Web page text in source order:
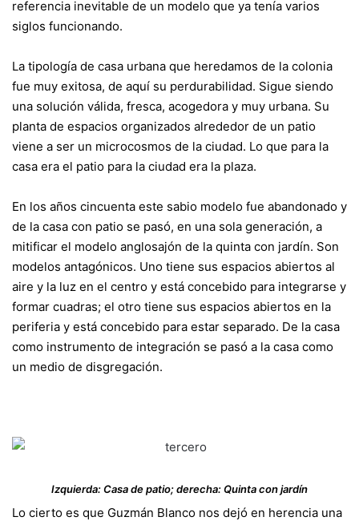
referencia inevitable de un modelo que ya tenía varios
siglos funcionando.
La tipología de casa urbana que heredamos de la colonia
fue muy exitosa, de aquí su perdurabilidad. Sigue siendo
una solución válida, fresca, acogedora y muy urbana. Su
planta de espacios organizados alrededor de un patio
viene a ser un microcosmos de la ciudad. Lo que para la
casa era el patio para la ciudad era la plaza.
En los años cincuenta este sabio modelo fue abandonado y
de la casa con patio se pasó, en una sola generación, a
mitificar el modelo anglosajón de la quinta con jardín. Son
modelos antagónicos. Uno tiene sus espacios abiertos al
aire y la luz en el centro y está concebido para integrarse y
formar cuadras; el otro tiene sus espacios abiertos en la
periferia y está concebido para estar separado. De la casa
como instrumento de integración se pasó a la casa como
un medio de disgregación.
Izquierda: Casa de patio; derecha: Quinta con jardín
Lo cierto es que Guzmán Blanco nos dejó en herencia una